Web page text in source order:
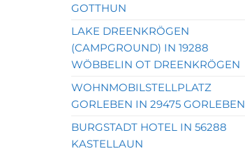
GOTTHUN
LAKE DREENKRÖGEN
(CAMPGROUND) IN 19288
WÖBBELIN OT DREENKRÖGEN
WOHNMOBILSTELLPLATZ
GORLEBEN IN 29475 GORLEBEN
BURGSTADT HOTEL IN 56288
KASTELLAUN